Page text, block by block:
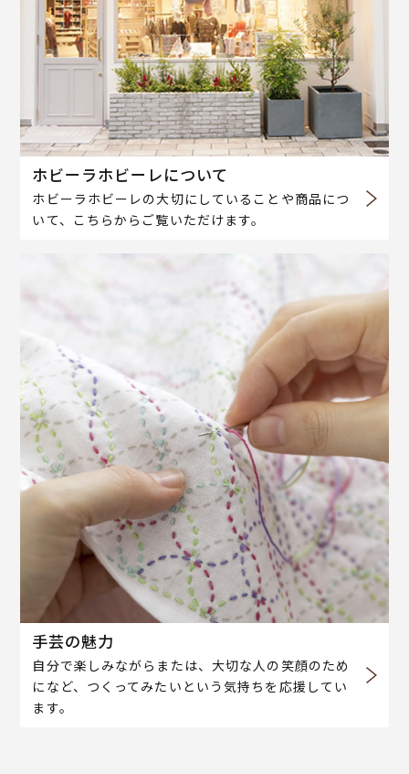
ホビーラホビーレについて
ホビーラホビーレの大切にしていることや商品につ
いて、こちらからご覧いただけます。
手芸の魅力
自分で楽しみながらまたは、大切な人の笑顔のため
になど、つくってみたいという気持ちを応援してい
ます。